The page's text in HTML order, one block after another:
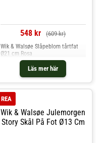
548 kr (609 kr)
Läs mer här
Wik & Walsøe Slåpeblom tårtfat
Ø21 cm Rosa
Wik & Walsøe Julemorgen
Story Skål På Fot Ø13 Cm
REA